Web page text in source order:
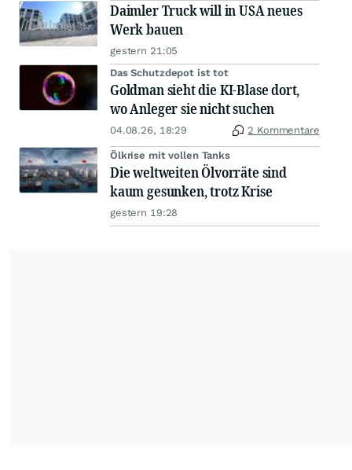
Daimler Truck will in USA neues
Werk bauen
gestern 21:05
Das Schutzdepot ist tot
Goldman sieht die KI-Blase dort,
wo Anleger sie nicht suchen
04.08.26, 18:29 2 Kommentare
Ölkrise mit vollen Tanks
Die weltweiten Ölvorräte sind
kaum gesunken, trotz Krise
gestern 19:28